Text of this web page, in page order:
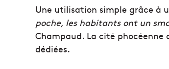
Une utilisation simple grâce à
poche, les habitants ont un
Champaud. La cité
dédiées.